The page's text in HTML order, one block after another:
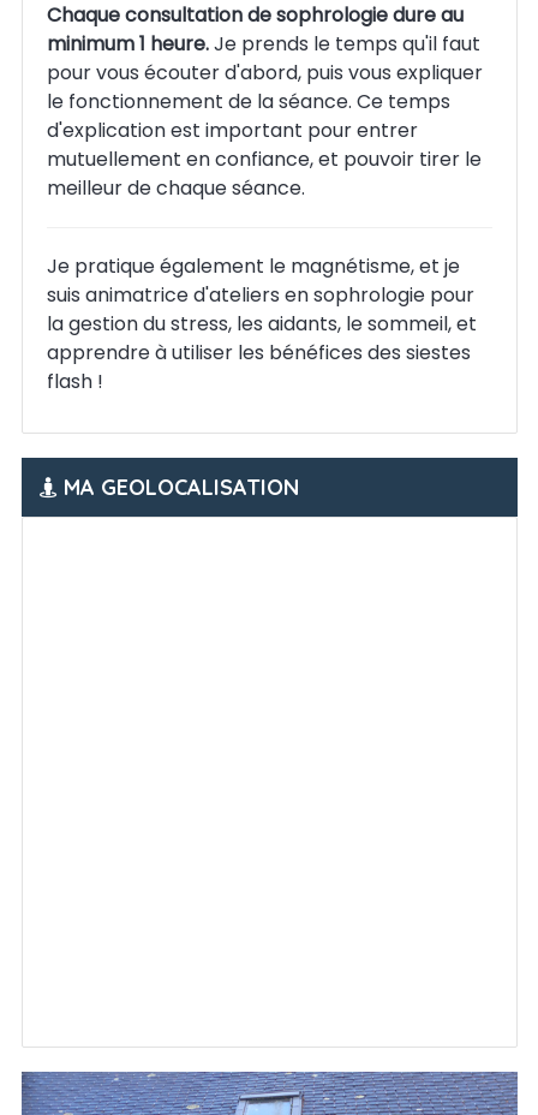
Chaque consultation de sophrologie dure au
minimum 1 heure.Je prends le temps qu'il faut
pour vous écouter d'abord, puis vous expliquer
le fonctionnement de la séance. Ce temps
d'explication est important pour entrer
mutuellement en confiance, et pouvoir tirer le
meilleur de chaque séance.
Je pratique également le magnétisme, et je
suis animatrice d'ateliers en sophrologie pour
la gestion du stress, les aidants, le sommeil, et
apprendre à utiliser les bénéfices des siestes
flash !
MA GEOLOCALISATION